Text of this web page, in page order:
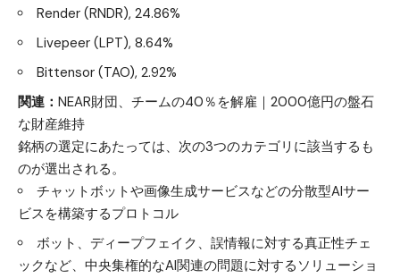
Render (RNDR), 24.86%
Livepeer (LPT), 8.64%
Bittensor (TAO), 2.92%
関連： NEAR財団、チームの40％を解雇｜2000億円の盤石
な財産維持
銘柄の選定にあたっては、次の3つのカテゴリに該当するも
のが選出される。
チャットボットや画像生成サービスなどの分散型AIサー
ビスを構築するプロトコル
ボット、ディープフェイク、誤情報に対する真正性チェ
ックなど、中央集権的なAI関連の問題に対するソリューショ